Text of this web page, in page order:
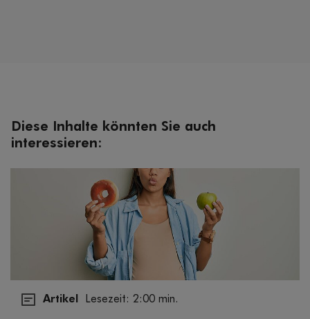
Diese Inhalte könnten Sie auch
interessieren:
Artikel Lesezeit: 2:00 min.